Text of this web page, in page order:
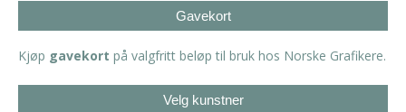
Gavekort
Kjøp gavekort på valgfritt beløp til bruk hos Norske Grafikere.
Velg kunstner